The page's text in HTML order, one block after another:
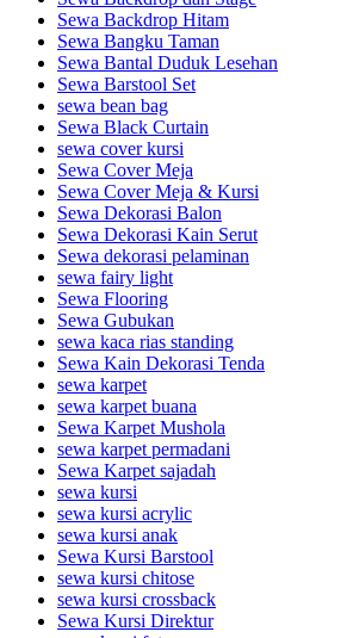
Sewa Backdrop Hitam
Sewa Bangku Taman
Sewa Bantal Duduk Lesehan
Sewa Barstool Set
sewa bean bag
Sewa Black Curtain
sewa cover kursi
Sewa Cover Meja
Sewa Cover Meja & Kursi
Sewa Dekorasi Balon
Sewa Dekorasi Kain Serut
Sewa dekorasi pelaminan
sewa fairy light
Sewa Flooring
Sewa Gubukan
sewa kaca rias standing
Sewa Kain Dekorasi Tenda
sewa karpet
sewa karpet buana
Sewa Karpet Mushola
sewa karpet permadani
Sewa Karpet sajadah
sewa kursi
sewa kursi acrylic
sewa kursi anak
Sewa Kursi Barstool
sewa kursi chitose
sewa kursi crossback
Sewa Kursi Direktur